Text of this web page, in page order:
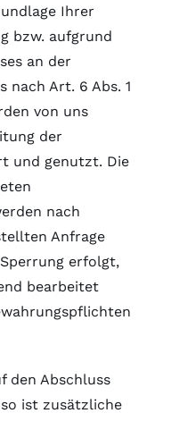
Ihrer
bzw. aufgrund
an der
nach Art. 6 Abs. 1
von uns
der
und genutzt. Die
nach
Anfrage
erfolgt,
bearbeitet
den Abschluss
ist zusätzliche